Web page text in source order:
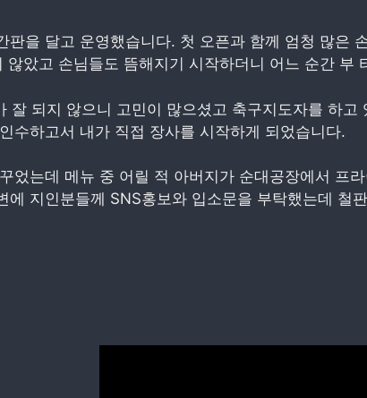
을 달고 운영했습니다. 첫 오픈과 함께 엄청 많은
았고 손님들도 뜸해지기 시작하더니 어느 순간 부
되지 않으니 고민이 많으셨고 축구지도자를 하
수하고서 내가 직접 장사를 시작하게 되었습니다.
었는데 메뉴 중 어릴 적 아버지가 순대공장에서 프
지인분들께 SNS홍보와 입소문을 부탁했는데 철